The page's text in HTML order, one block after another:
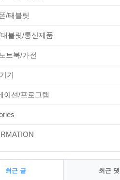
/태블릿
블릿/통신제품
트북/가전
기
이션/프로그램
최근 글 최근